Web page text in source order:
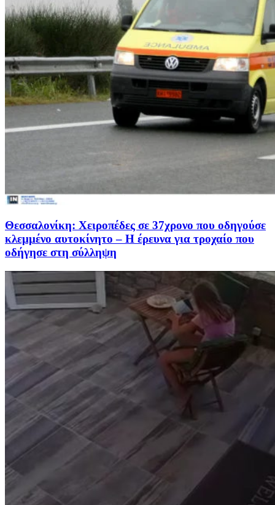
Θεσσαλονίκη: Χειροπέδες σε 37χρονο που οδηγούσε
κλεμμένο αυτοκίνητο – Η έρευνα για τροχαίο που
οδήγησε στη σύλληψη